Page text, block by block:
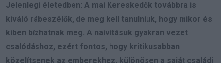
Jelenlegi életedben: A mai Kereskedők továbbra is
kiváló rábeszélők, de meg kell tanulniuk, hogy mikor és
kiben bízhatnak meg. A naivitásuk gyakran vezet
csalódáshoz, ezért fontos, hogy kritikusabban
közelítsenek az emberekhez, különösen a saját családi